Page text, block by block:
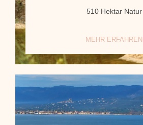
510 Hektar Natur
MEHR ERFAHREN